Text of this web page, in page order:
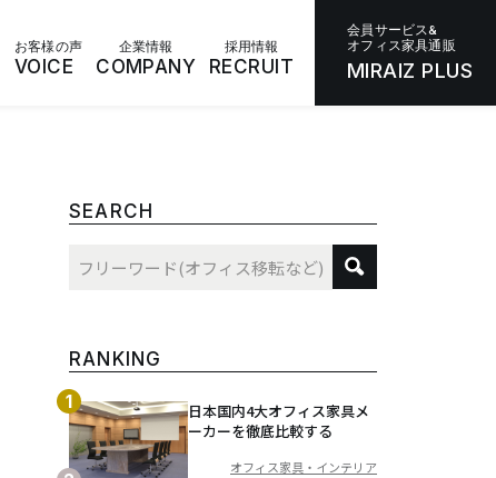
お客様の声
VOICE
企業情報
COMPANY
採用情報
RECRUIT
会員サービス&
オフィス家具通販
MIRAIZ PLUS
SEARCH
RANKING
日本国内4大オフィス家具メ
ーカーを徹底比較する
オフィス家具・インテリア